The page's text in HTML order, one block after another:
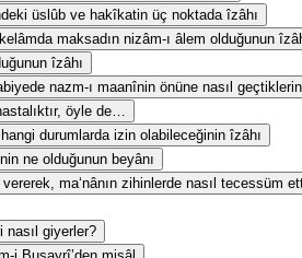
üslûb ve hakîkatin üç noktada îzâhı
maksadın nizâm-ı âlem olduğunun
îzâhı
nazm-ı maanînin önüne nasıl
öyle de…
durumlarda izin olabileceğinin îzâhı
ne olduğunun beyânı
ma‘nânın zihinlerde nasıl tecessüm
nasıl giyerler?